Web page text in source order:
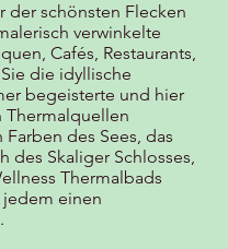
der schönsten Flecken
verwinkelte
Cafés, Restaurants,
die idyllische
begeisterte und hier
Thermalquellen
des Sees, das
des Skaliger Schlosses,
Thermalbads
jedem einen